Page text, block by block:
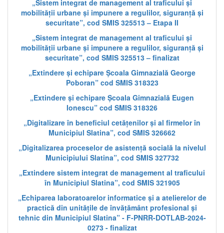
„Sistem integrat de management al traficului și
mobilității urbane și impunere a regulilor, siguranță și
securitate”, cod SMIS 325513 – Etapa II
„Sistem integrat de management al traficului și
mobilității urbane și impunere a regulilor, siguranță și
securitate”, cod SMIS 325513 – finalizat
„Extindere și echipare Școala Gimnazială George
Poboran” cod SMIS 318323
„Extindere și echipare Școala Gimnazială Eugen
Ionescu” cod SMIS 318326
„Digitalizare în beneficiul cetățenilor și al firmelor în
Municipiul Slatina”, cod SMIS 326662
„Digitalizarea proceselor de asistență socială la nivelul
Municipiului Slatina”, cod SMIS 327732
„Extindere sistem integrat de management al traficului
în Municipiul Slatina”, cod SMIS 321905
„Echiparea laboratoarelor informatice și a atelierelor de
practică din unitățile de învățământ profesional și
tehnic din Municipiul Slatina” - F-PNRR-DOTLAB-2024-
0273 - finalizat